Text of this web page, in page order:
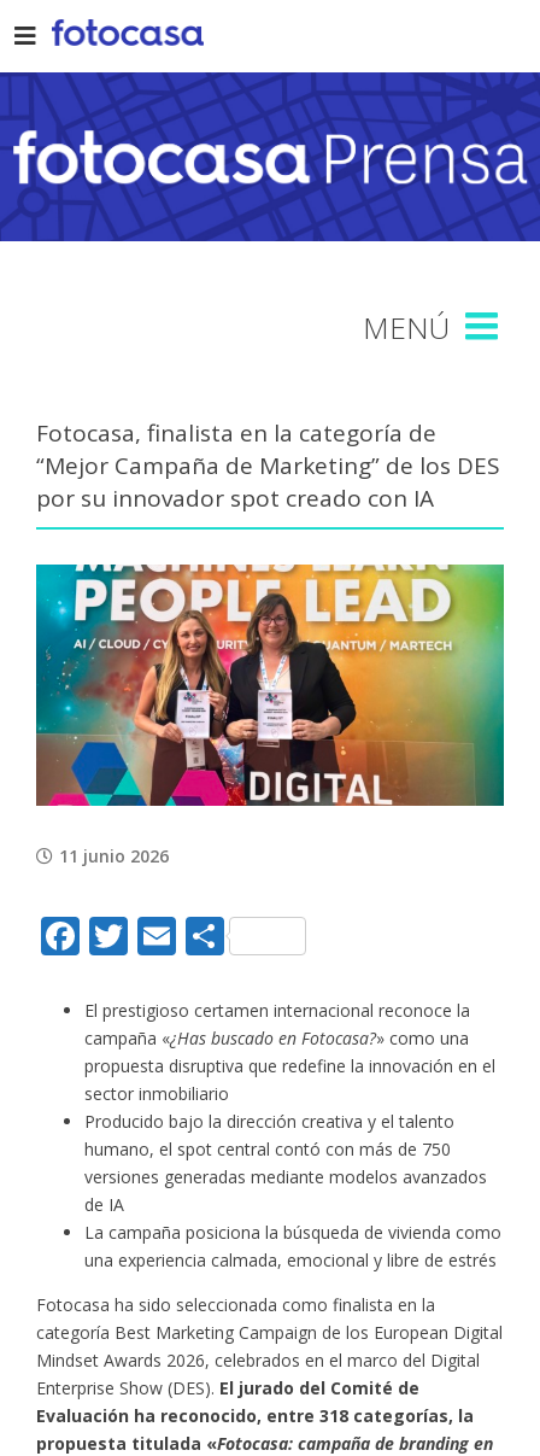
to
content
Fotocasa, finalista en la categoría de
“Mejor Campaña de Marketing” de los DES
por su innovador spot creado con IA
View
Larger
Image
11 junio 2026
Facebook
Twitter
EmailCompartir
El prestigioso certamen internacional reconoce la
campaña «¿Has buscado en Fotocasa?» como una
propuesta disruptiva que redefine la innovación en el
sector inmobiliario
Producido bajo la dirección creativa y el talento
humano, el spot central contó con más de 750
versiones generadas mediante modelos avanzados
de IA
La campaña posiciona la búsqueda de vivienda como
una experiencia calmada, emocional y libre de estrés
Fotocasa ha sido seleccionada como finalista en la
categoría Best Marketing Campaign de los European Digital
Mindset Awards 2026, celebrados en el marco del Digital
Enterprise Show (DES). El jurado del Comité de
Evaluación ha reconocido, entre 318 categorías, la
propuesta titulada «Fotocasa: campaña de branding en